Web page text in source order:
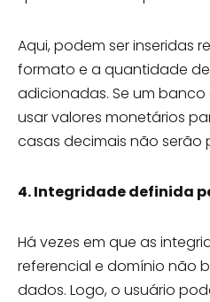
Aqui, podem ser inseridas
formato e a quantidade
adicionadas. Se um
usar valores monetários
casas decimais não serão
4. Integridade definida
Há vezes em que as
referencial e domínio não
dados. Logo, o usuário